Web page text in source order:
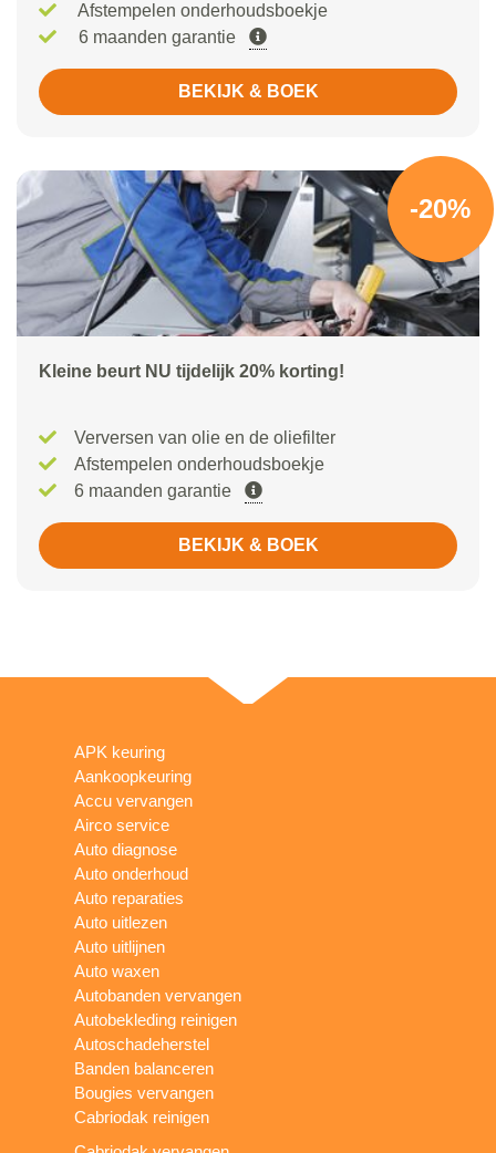
Afstempelen onderhoudsboekje
6 maanden garantie
BEKIJK & BOEK
-20%
Kleine beurt NU tijdelijk 20% korting!
Verversen van olie en de oliefilter
Afstempelen onderhoudsboekje
6 maanden garantie
BEKIJK & BOEK
APK keuring
Aankoopkeuring
Accu vervangen
Airco service
Auto diagnose
Auto onderhoud
Auto reparaties
Auto uitlezen
Auto uitlijnen
Auto waxen
Autobanden vervangen
Autobekleding reinigen
Autoschadeherstel
Banden balanceren
Bougies vervangen
Cabriodak reinigen